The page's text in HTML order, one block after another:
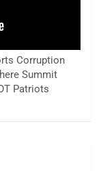
Corruption
Summit
Patriots